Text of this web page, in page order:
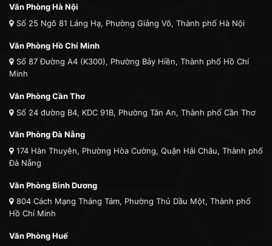
Văn Phòng Hà Nội
Số 25 Ngõ 81 Láng Hạ, Phường Giảng Võ, Thành phố Hà Nội
Văn Phòng Hồ Chí Minh
Số 87 Đường A4 (K300), Phường Bảy Hiền, Thành phố Hồ Chí
Minh
Văn Phòng Cần Thơ
Số 24 đường B4, KDC 91B, Phường Tân An, Thành phố Cần Thơ
Văn Phòng Đà Nẵng
174 Hàn Thuyên, Phường Hòa Cường, Quận Hải Châu, Thành phố
Đà Nẵng
Văn Phòng Bình Dương
804 Cách Mạng Tháng Tám, Phường Thủ Dầu Một, Thành phố
Hồ Chí Minh
Văn Phòng Huế